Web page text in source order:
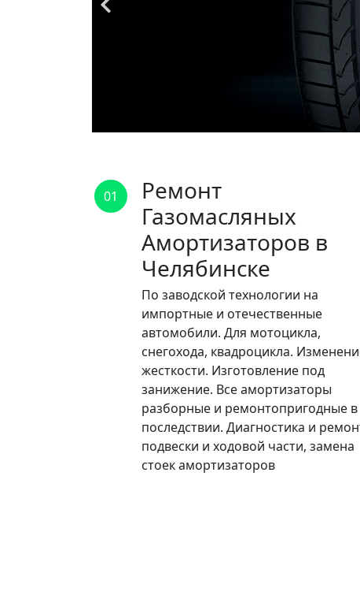
01
Ремонт
Газомасляных
Амортизаторов в
Челябинске
По заводской технологии на
импортные и отечественные
автомобили. Для мотоцикла,
снегохода, квадроцикла.
жесткости. Изготовление под
занижение. Все амортизаторы
разборные и ремонтопригодные в
последствии. Диагностика и
подвески и ходовой части, замена
стоек амортизаторов